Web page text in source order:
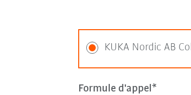
KUKA Nordic AB
Formule d'appel